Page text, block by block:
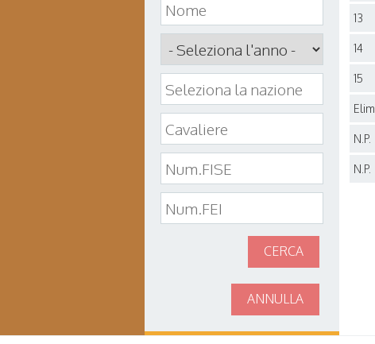
CERCA
ANNULLA
13
14
15
Elim.
N.P.
N.P.